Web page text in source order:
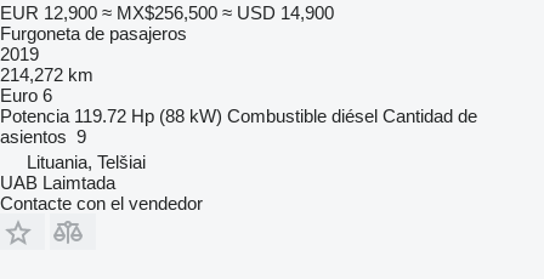
EUR 12,900 ≈ MX$256,500 ≈ USD 14,900
Furgoneta de pasajeros
2019
214,272 km
Euro 6
Potencia 119.72 Hp (88 kW) Combustible diésel Cantidad de
asientos 9
Lituania, Telšiai
UAB Laimtada
Contacte con el vendedor